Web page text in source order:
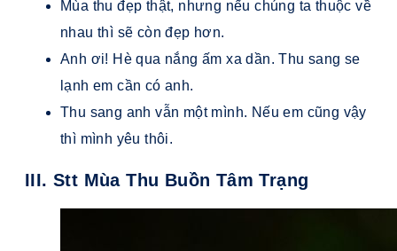
Mùa thu đẹp thật, nhưng nếu chúng ta thuộc về
nhau thì sẽ còn đẹp hơn.
Anh ơi! Hè qua nắng ấm xa dần. Thu sang se
lạnh em cần có anh.
Thu sang anh vẫn một mình. Nếu em cũng vậy
thì mình yêu thôi.
III. Stt Mùa Thu Buồn Tâm Trạng